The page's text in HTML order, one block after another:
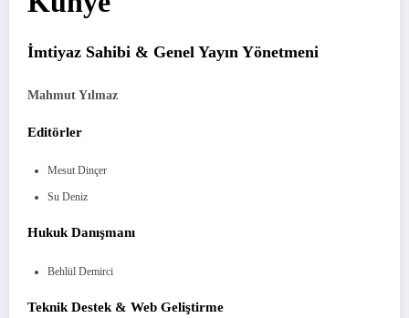
İmtiyaz Sahibi & Genel Yayın Yönetmeni
Mahmut Yılmaz
Editörler
Mesut Dinçer
Su Deniz
Hukuk Danışmanı
Behlül Demirci
Teknik Destek & Web Geliştirme